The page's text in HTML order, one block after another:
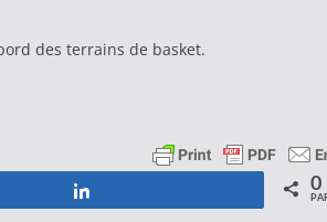
des terrains de basket.
0